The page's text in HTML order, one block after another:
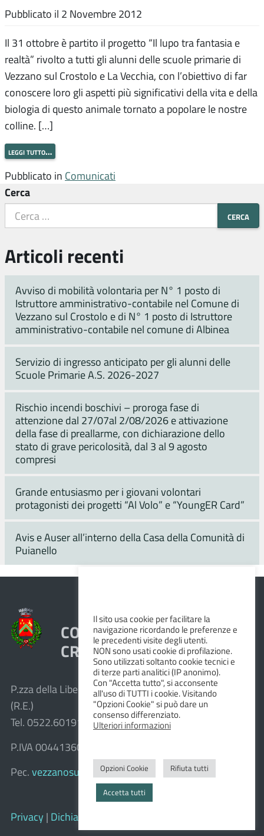
Pubblicato il 2 Novembre 2012
Il 31 ottobre è partito il progetto “Il lupo tra fantasia e
realtà” rivolto a tutti gli alunni delle scuole primarie di
Vezzano sul Crostolo e La Vecchia, con l’obiettivo di far
conoscere loro gli aspetti più significativi della vita e della
biologia di questo animale tornato a popolare le nostre
colline. […]
leggi tutto…
Pubblicato in Comunicati
Cerca
Articoli recenti
Avviso di mobilità volontaria per N° 1 posto di
Istruttore amministrativo-contabile nel Comune di
Vezzano sul Crostolo e di N° 1 posto di Istruttore
amministrativo-contabile nel comune di Albinea
Servizio di ingresso anticipato per gli alunni delle
Scuole Primarie A.S. 2026-2027
Rischio incendi boschivi – proroga fase di
attenzione dal 27/07al 2/08/2026 e attivazione
della fase di preallarme, con dichiarazione dello
stato di grave pericolosità, dal 3 al 9 agosto
compresi
Grande entusiasmo per i giovani volontari
protagonisti dei progetti “Al Volo” e “YoungER Card”
Avis e Auser all’interno della Casa della Comunità di
Puianello
COMUNE DI VEZZANO SUL
CROSTOLO
P.zza della Libertà, 1 – 42030 Vezzano sul Crostolo
(R.E.)
Tel. 0522.601911 – Fax 0522.601947
P.IVA 00441360351
Pec. vezzanosulcrostolo@cert.provincia.re.it
Privacy | Dichiarazione di accessibilità e feedback
Il sito usa cookie per facilitare la
navigazione ricordando le preferenze e
le precedenti visite degli utenti.
NON sono usati cookie di profilazione.
Sono utilizzati soltanto cookie tecnici e
di terze parti analitici (IP anonimo).
Con "Accetta tutto", si acconsente
all'uso di TUTTI i cookie. Visitando
"Opzioni Cookie" si può dare un
consenso differenziato.
Ulteriori informazioni
Opzioni Cookie Rifiuta tutti
Accetta tutti